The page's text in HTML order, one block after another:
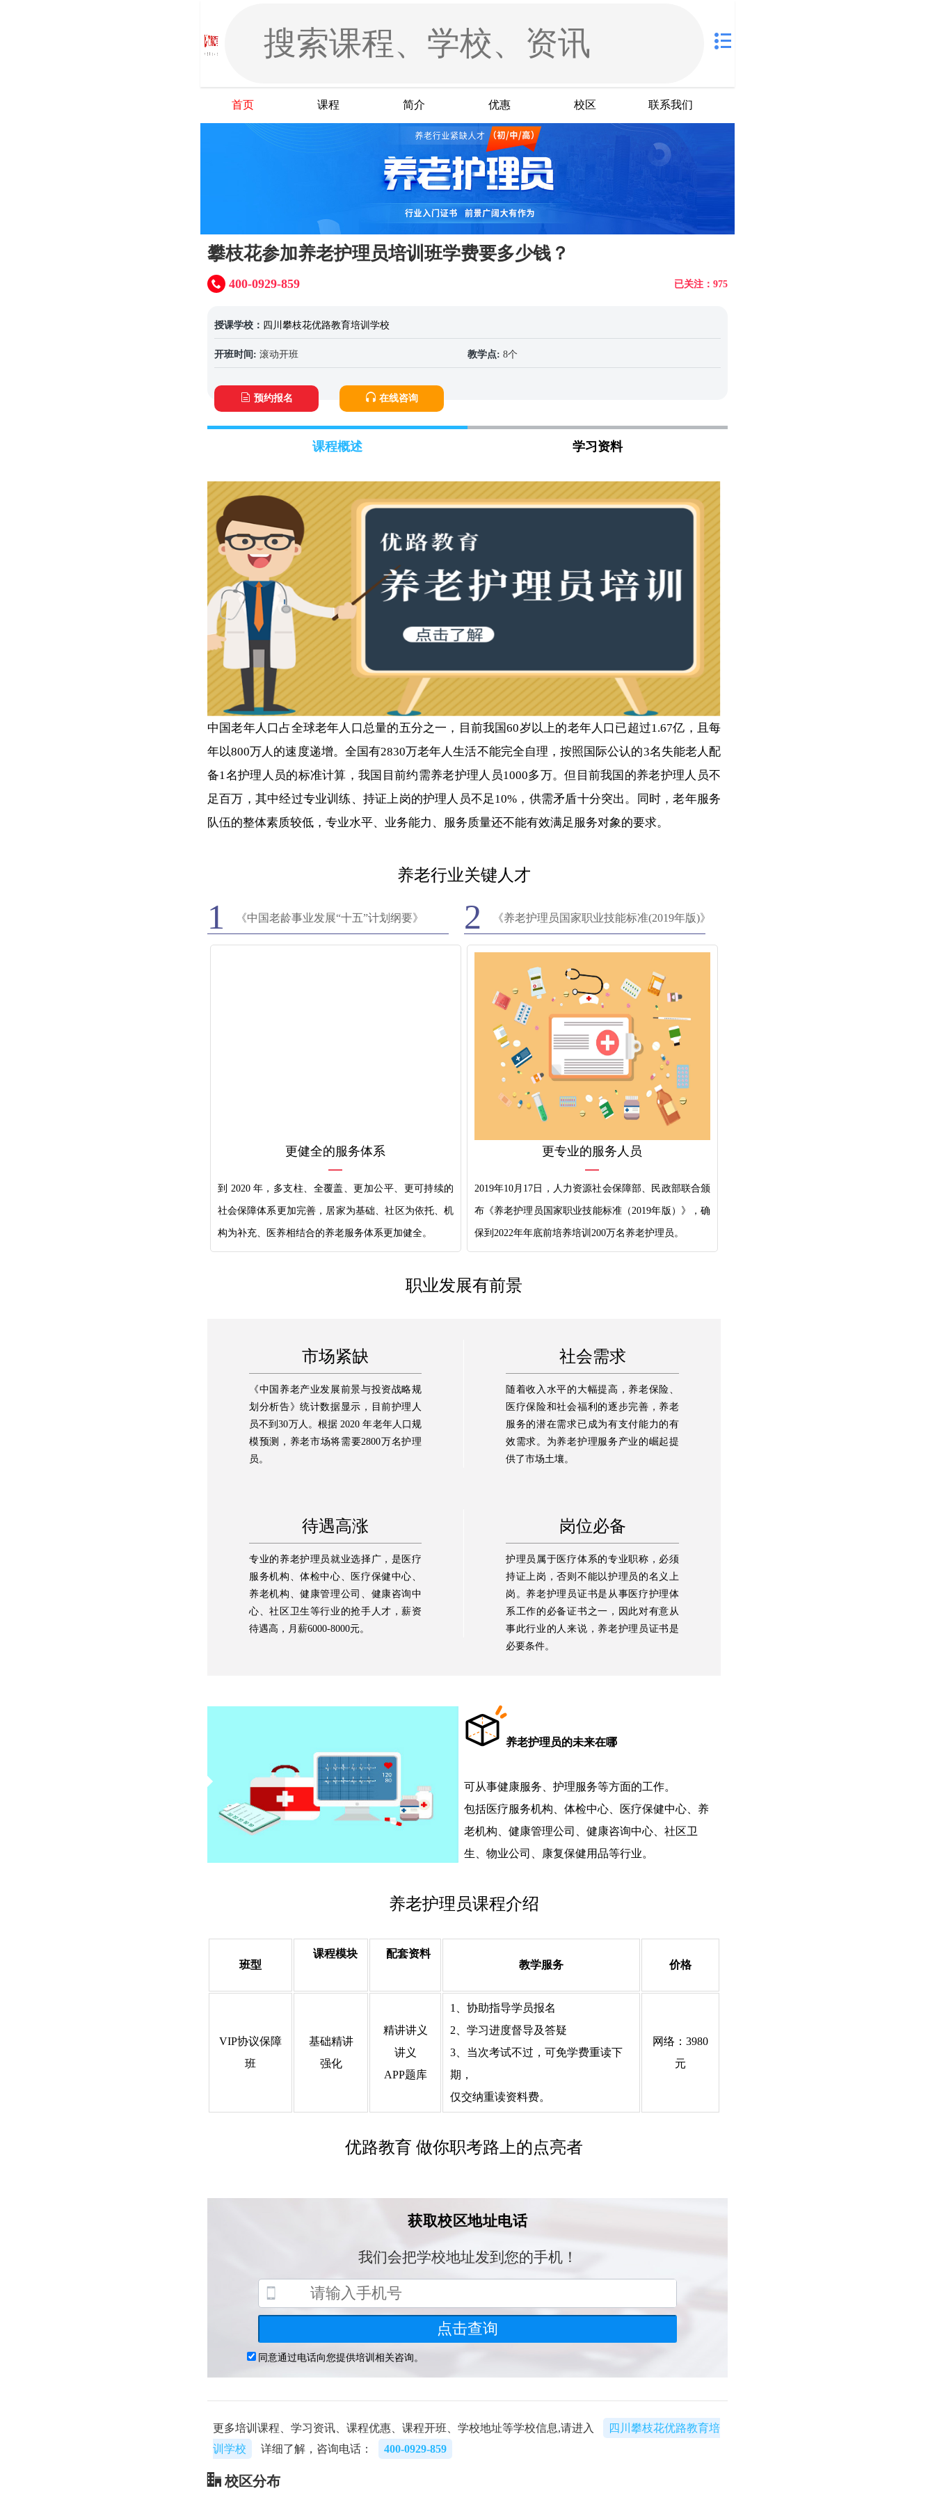
首页 课程 简介 优惠 校区 联系我们
攀枝花参加养老护理员培训班学费要多少钱？
已关注：975
400-0929-859
授课学校： 四川攀枝花优路教育培训学校
开班时间: 滚动开班 教学点: 8个
预约报名 在线咨询
课程概述 学习资料
中国老年人口占全球老年人口总量的五分之一，目前我国60岁以上的老年人口已超过1.67亿，且每
年以800万人的速度递增。全国有2830万老年人生活不能完全自理，按照国际公认的3名失能老人配
备1名护理人员的标准计算，我国目前约需养老护理人员1000多万。但目前我国的养老护理人员不
足百万，其中经过专业训练、持证上岗的护理人员不足10%，供需矛盾十分突出。同时，老年服务
队伍的整体素质较低，专业水平、业务能力、服务质量还不能有效满足服务对象的要求。
养老行业关键人才
1 《中国老龄事业发展“十五”计划纲要》 2 《养老护理员国家职业技能标准(2019年版)》
更健全的服务体系
到 2020 年，多支柱、全覆盖、更加公平、更可持续的
社会保障体系更加完善，居家为基础、社区为依托、机
构为补充、医养相结合的养老服务体系更加健全。
更专业的服务人员
2019年10月17日，人力资源社会保障部、民政部联合颁
布《养老护理员国家职业技能标准（2019年版）》，确
保到2022年年底前培养培训200万名养老护理员。
职业发展有前景
市场紧缺
《中国养老产业发展前景与投资战略规
划分析告》统计数据显示，目前护理人
员不到30万人。根据 2020 年老年人口规
模预测，养老市场将需要2800万名护理
员。
社会需求
随着收入水平的大幅提高，养老保险、
医疗保险和社会福利的逐步完善，养老
服务的潜在需求已成为有支付能力的有
效需求。为养老护理服务产业的崛起提
供了市场土壤。
待遇高涨
专业的养老护理员就业选择广，是医疗
服务机构、体检中心、医疗保健中心、
养老机构、健康管理公司、健康咨询中
心、社区卫生等行业的抢手人才，薪资
待遇高，月薪6000-8000元。
岗位必备
护理员属于医疗体系的专业职称，必须
持证上岗，否则不能以护理员的名义上
岗。养老护理员证书是从事医疗护理体
系工作的必备证书之一，因此对有意从
事此行业的人来说，养老护理员证书是
必要条件。
养老护理员的未来在哪
可从事健康服务、护理服务等方面的工作。
包括医疗服务机构、体检中心、医疗保健中心、养
老机构、健康管理公司、健康咨询中心、社区卫
生、物业公司、康复保健用品等行业。
养老护理员课程介绍
班型
课程模块
配套资料
教学服务
价格
VIP协议保障
班
基础精讲
强化
精讲讲义
讲义
APP题库
1、协助指导学员报名
2、学习进度督导及答疑
3、当次考试不过，可免学费重读下
期，
仅交纳重读资料费。
网络：3980
元
优路教育 做你职考路上的点亮者
更多培训课程、学习资讯、课程优惠、课程开班、学校地址等学校信息,请进入
四川攀枝花优路教育培
训学校
详细了解，咨询电话： 400-0929-859
校区分布